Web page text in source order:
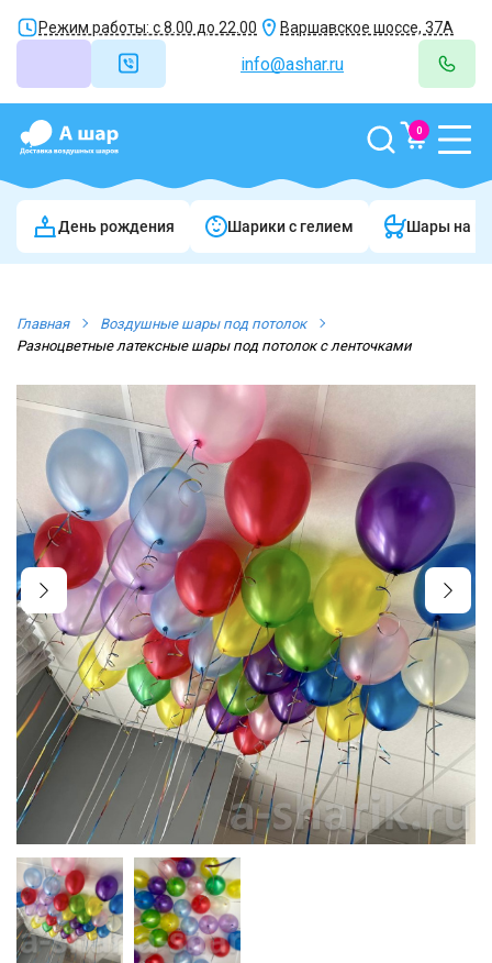
Режим работы: с 8.00 до 22.00 Варшавское шоссе, 37А
info@ashar.ru
0
День рождения Шарики c гелием Шары на
Главная
Воздушные шары под потолок
Разноцветные латексные шары под потолок с ленточками